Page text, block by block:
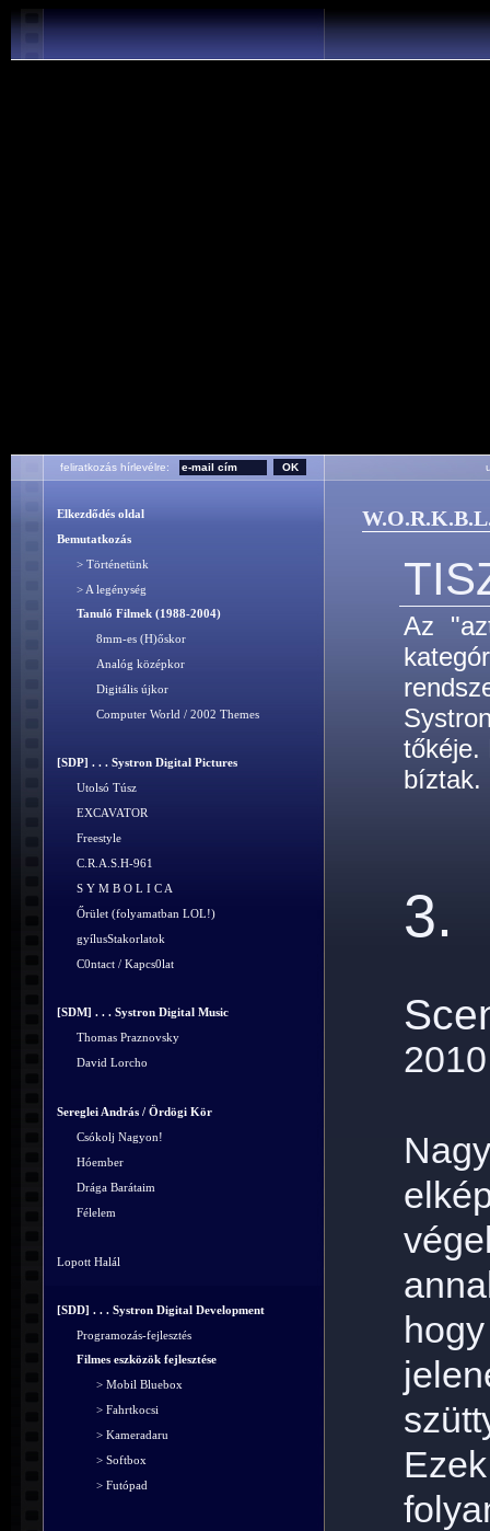
feliratkozás hírlevélre:
Elkezdődés oldal
Bemutatkozás
> Történetünk
> A legénység
Tanuló Filmek (1988-2004)
8mm-es (H)őskor
Analóg középkor
Digitális újkor
Computer World / 2002 Themes
[SDP] . . . Systron Digital Pictures
Utolsó Túsz
EXCAVATOR
Freestyle
C.R.A.S.H-961
S Y M B O L I C A
Őrület (folyamatban LOL!)
gyílusStakorlatok
C0ntact / Kapcs0lat
[SDM] . . . Systron Digital Music
Thomas Praznovsky
David Lorcho
Sereglei András / Ördögi Kör
Csókolj Nagyon!
Hóember
Drága Barátaim
Félelem
Lopott Halál
[SDD] . . . Systron Digital Development
Programozás-fejlesztés
Filmes eszközök fejlesztése
> Mobil Bluebox
> Fahrtkocsi
> Kameradaru
> Softbox
> Futópad
Az
tőkéje.
bíztak.
3.